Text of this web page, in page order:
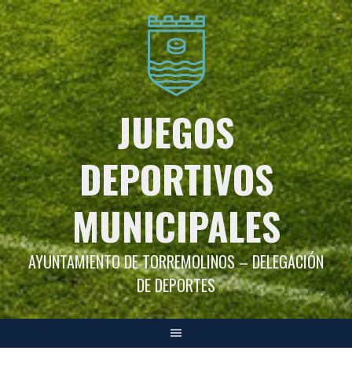
Saltar
al
contenido
JUEGOS
DEPORTIVOS
MUNICIPALES
AYUNTAMIENTO DE TORREMOLINOS – DELEGACIÓN
DE DEPORTES